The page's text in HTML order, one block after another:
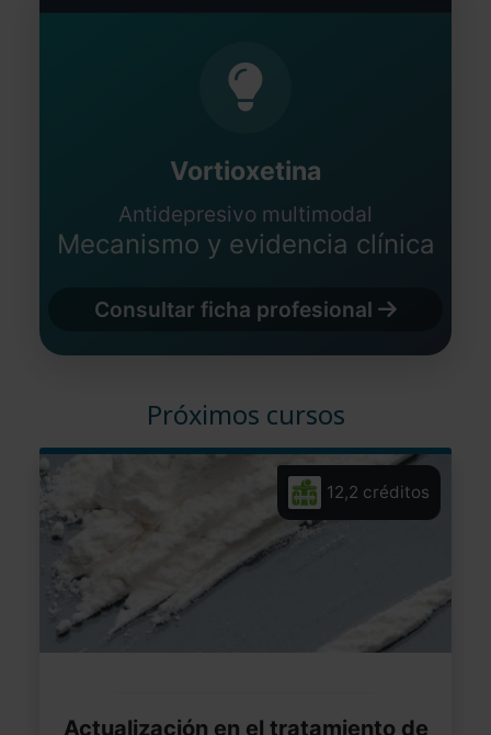
Vortioxetina
Antidepresivo multimodal
Mecanismo y evidencia clínica
Consultar ficha profesional
Próximos cursos
12,2 créditos
Actualización en el tratamiento de